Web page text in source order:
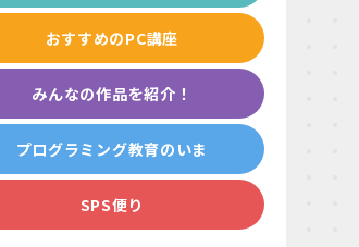
おすすめのPC講座
みんなの作品を紹介！
プログラミング教育のいま
SPS便り